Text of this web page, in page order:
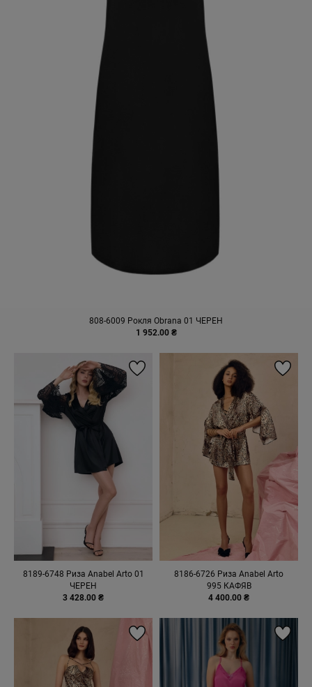
808-6009 Рокля Obrana 01 ЧЕРЕН
1 952.00 ₴
8189-6748 Риза Anabel Arto 01
ЧЕРЕН
3 428.00 ₴
8186-6726 Риза Anabel Arto
995 КАФЯВ
4 400.00 ₴